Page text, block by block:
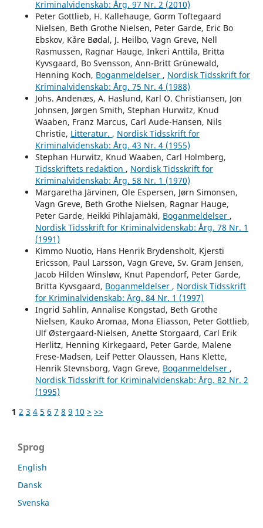
Kriminalvidenskab: Årg. 97 Nr. 2 (2010)
Peter Gottlieb, H. Kallehauge, Gorm Toftegaard
Nielsen, Beth Grothe Nielsen, Peter Garde, Eric Bo
Ebskov, Kåre Bødal, J. Heilbo, Vagn Greve, Nell
Rasmussen, Ragnar Hauge, Inkeri Anttila, Britta
Kyvsgaard, Bo Svensson, Ann-Britt Grünewald,
Henning Koch, Boganmeldelser , Nordisk Tidsskrift for
Kriminalvidenskab: Årg. 75 Nr. 4 (1988)
Johs. Andenæs, A. Haslund, Karl O. Christiansen, Jon
Johnsen, Jørgen Smith, Stephan Hurwitz, Knud
Waaben, Franz Marcus, Carl Aude-Hansen, Nils
Christie, Litteratur. , Nordisk Tidsskrift for
Kriminalvidenskab: Årg. 43 Nr. 4 (1955)
Stephan Hurwitz, Knud Waaben, Carl Holmberg,
Tidsskriftets redaktion , Nordisk Tidsskrift for
Kriminalvidenskab: Årg. 58 Nr. 1 (1970)
Margaretha Järvinen, Ole Espersen, Jørn Simonsen,
Vagn Greve, Beth Grothe Nielsen, Ragnar Hauge,
Peter Garde, Heikki Pihlajamäki, Boganmeldelser ,
Nordisk Tidsskrift for Kriminalvidenskab: Årg. 78 Nr. 1
(1991)
Kimmo Nuotio, Hans Henrik Brydensholt, Kjersti
Ericsson, Paul Larsson, Vagn Greve, Sv. Gram Jensen,
Jacob Hilden Winsløw, Knut Papendorf, Peter Garde,
Britta Kyvsgaard, Boganmeldelser , Nordisk Tidsskrift
for Kriminalvidenskab: Årg. 84 Nr. 1 (1997)
Ingrid Sahlin, Annalise Kongstad, Beth Grothe
Nielsen, Kauko Aromaa, Mona Eliasson, Peter Gottlieb,
Ulf Østergaard-Nielsen, Anette Storgaard, Carl Erik
Herlitz, Henning Kirkegaard, Peter Garde, Malene
Frese-Madsen, Leif Petter Olaussen, Hans Klette,
Henrik Stevnsborg, Vagn Greve, Boganmeldelser ,
Nordisk Tidsskrift for Kriminalvidenskab: Årg. 82 Nr. 2
(1995)
1 2 3 4 5 6 7 8 9 10 > >>
Sprog
English
Dansk
Svenska